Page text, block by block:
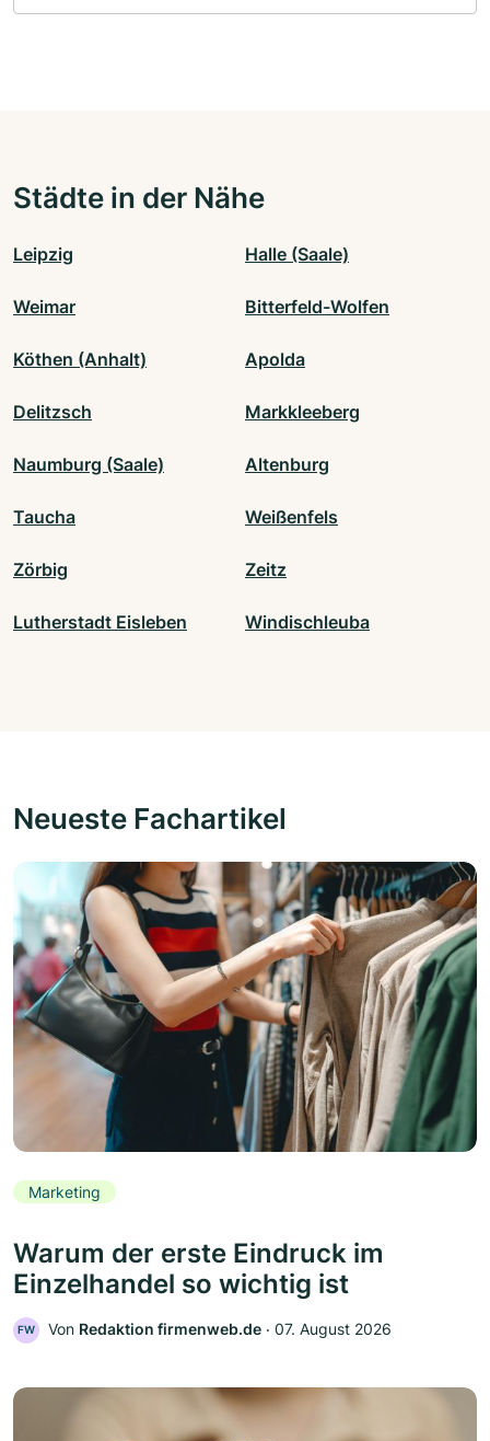
Städte in der Nähe
Leipzig Halle (Saale)
Weimar Bitterfeld-Wolfen
Köthen (Anhalt) Apolda
Delitzsch Markkleeberg
Naumburg (Saale) Altenburg
Taucha Weißenfels
Zörbig Zeitz
Lutherstadt Eisleben Windischleuba
Neueste Fachartikel
Marketing
Warum der erste Eindruck im
Einzelhandel so wichtig ist
FW Von Redaktion firmenweb.de ‧ 07. August 2026